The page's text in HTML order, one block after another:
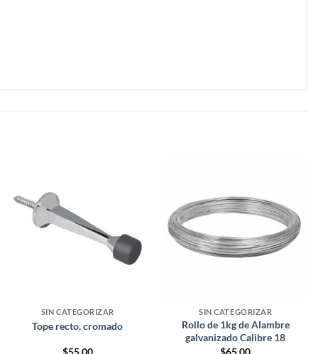
SIN CATEGORIZAR
Tope recto, cromado
$55.00
SIN CATEGORIZAR
Rollo de 1kg de Alambre
galvanizado Calibre 18
$65.00